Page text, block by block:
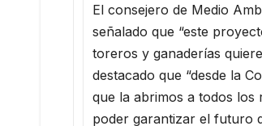
El consejero de Medio
señalado que “este
toreros y ganaderías
destacado que “desde la
que la abrimos a todos los
poder garantizar el futuro